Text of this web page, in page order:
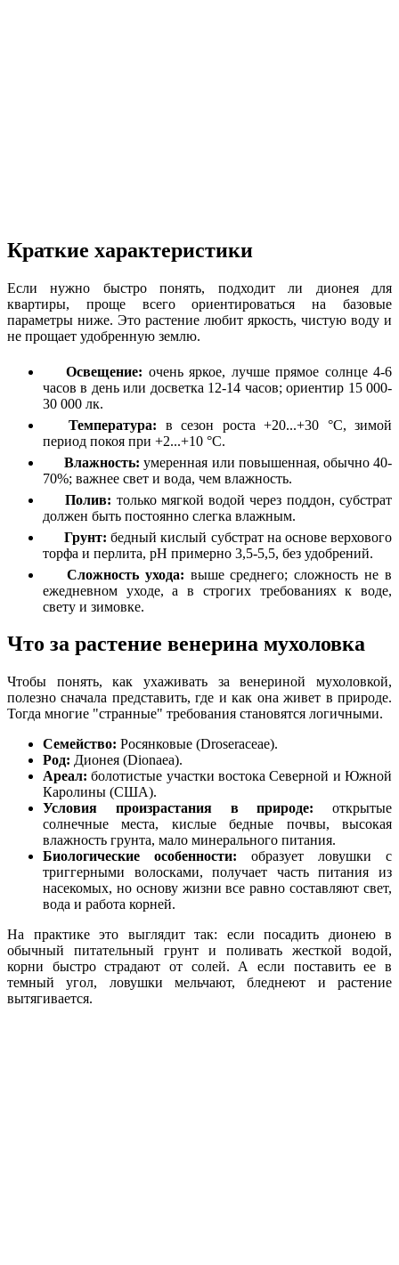
Краткие характеристики
Если нужно быстро понять, подходит ли дионея для
квартиры, проще всего ориентироваться на базовые
параметры ниже. Это растение любит яркость, чистую воду и
не прощает удобренную землю.
Освещение: очень яркое, лучше прямое солнце 4-6
часов в день или досветка 12-14 часов; ориентир 15 000-
30 000 лк.
Температура: в сезон роста +20...+30 °C, зимой
период покоя при +2...+10 °C.
Влажность: умеренная или повышенная, обычно 40-
70%; важнее свет и вода, чем влажность.
Полив: только мягкой водой через поддон, субстрат
должен быть постоянно слегка влажным.
Грунт: бедный кислый субстрат на основе верхового
торфа и перлита, pH примерно 3,5-5,5, без удобрений.
Сложность ухода: выше среднего; сложность не в
ежедневном уходе, а в строгих требованиях к воде,
свету и зимовке.
Что за растение венерина мухоловка
Чтобы понять, как ухаживать за венериной мухоловкой,
полезно сначала представить, где и как она живет в природе.
Тогда многие "странные" требования становятся логичными.
Семейство: Росянковые (Droseraceae).
Род: Дионея (Dionaea).
Ареал: болотистые участки востока Северной и Южной
Каролины (США).
Условия произрастания в природе: открытые
солнечные места, кислые бедные почвы, высокая
влажность грунта, мало минерального питания.
Биологические особенности: образует ловушки с
триггерными волосками, получает часть питания из
насекомых, но основу жизни все равно составляют свет,
вода и работа корней.
На практике это выглядит так: если посадить дионею в
обычный питательный грунт и поливать жесткой водой,
корни быстро страдают от солей. А если поставить ее в
темный угол, ловушки мельчают, бледнеют и растение
вытягивается.